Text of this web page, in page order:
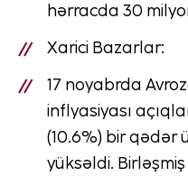
hərracda 30
Xarici Bazarlar:
17 noyabrda
inflyasiyası
(10.6%) bir qədər
yüksəldi.